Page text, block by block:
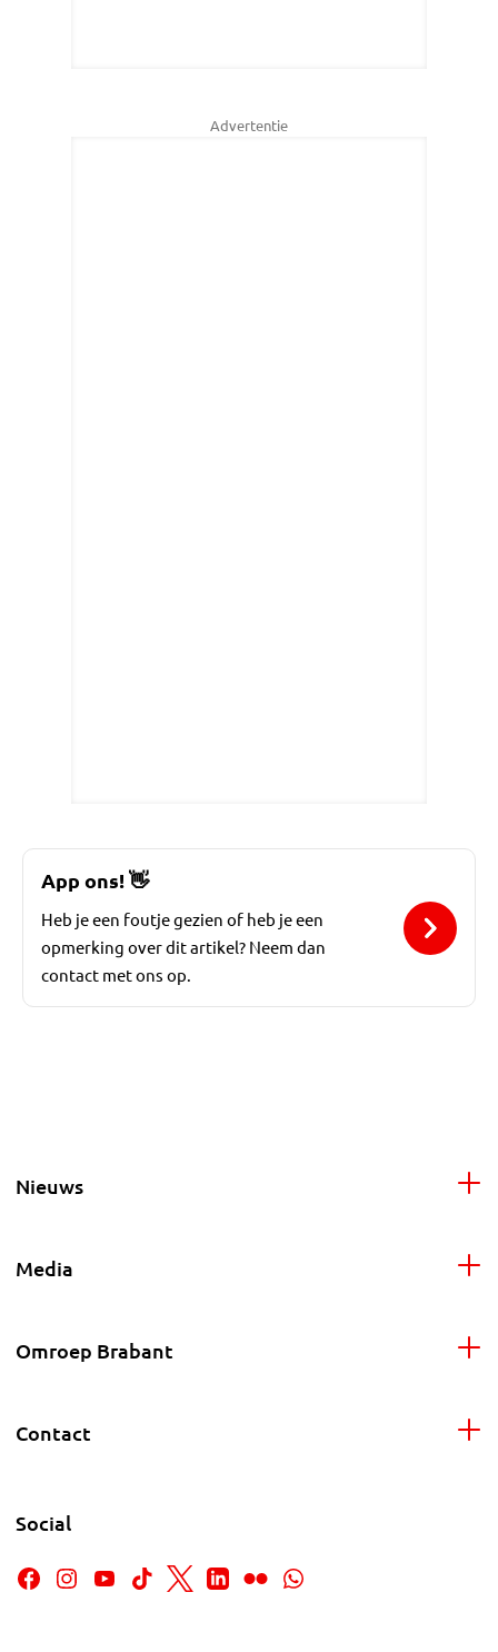
Advertentie
App ons!👋
Heb je een foutje gezien of heb je een
opmerking over dit artikel? Neem dan
contact met ons op.
Nieuws
Media
Omroep Brabant
Contact
Social